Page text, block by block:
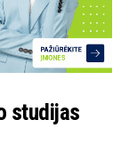
studijas